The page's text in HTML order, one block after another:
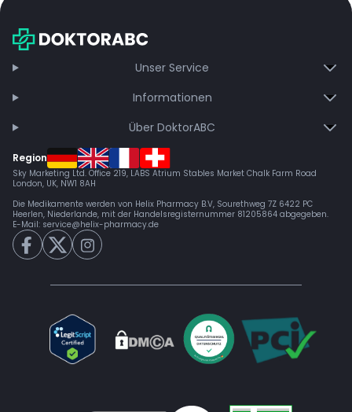
Unser Service
Informationen
Über DoktorABC
Region
Sky Marketing Ltd. Office 219, LABS Atrium Stables Market Chalk Farm Road
London, UK, NW1 8AH
Die Medikamente werden von Helix Pharmacy B.V, Sourethweg 7Z 6422 PC
Heerlen, Niederlande, mit der Handelsregisternummer 81205864 abgegeben.
E-Mail: service@helix-pharmacy.de